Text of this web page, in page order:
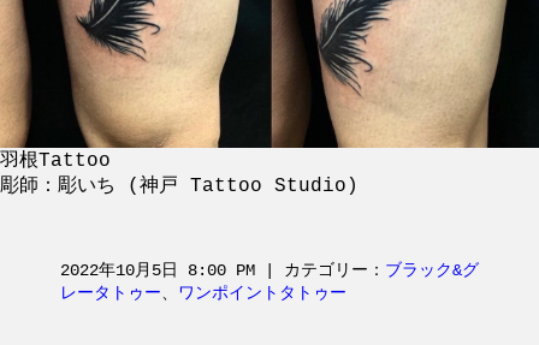
羽根Tattoo
彫師：彫いち (神戸 Tattoo Studio)
2022年10月5日 8:00 PM | カテゴリー： ブラック&グ
レータトゥー、 ワンポイントタトゥー